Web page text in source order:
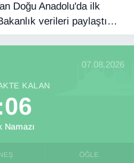
verileri paylaştı…
07.08.2026
KALAN
Namazı
ÖĞLE